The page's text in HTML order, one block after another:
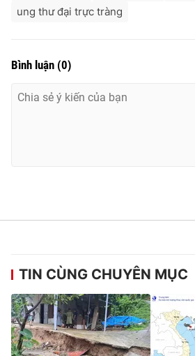
Giấy phép hoạt động báo in và báo
cấp ngày 29/12/2023
Phó Tổng Biên tập:
Nguyễn Trọng Ninh
Tổng đài VTV:024.38 355 931 - 024.38
® Cấm sao chép dưới mọi hình thức nếu
ung thư đại trực tràng
Bình luận (0)
TIN CÙNG CHUYÊN MỤC